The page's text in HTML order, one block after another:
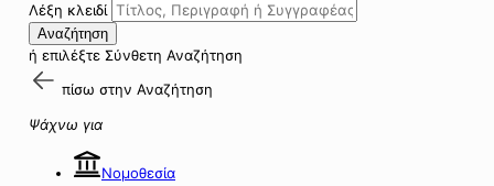
Λέξη κλειδί
Αναζήτηση
ή επιλέξτε Σύνθετη Αναζήτηση
πίσω στην Αναζήτηση
Ψάχνω για
Νομοθεσία